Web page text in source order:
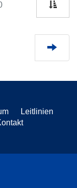
Leitlinien